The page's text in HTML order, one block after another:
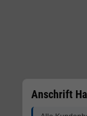
Anschrift